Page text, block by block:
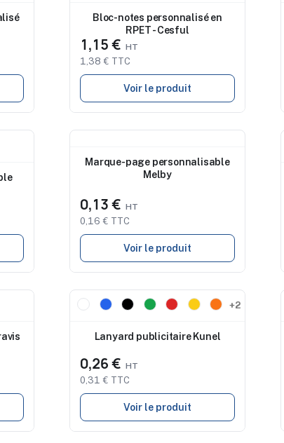
Bloc-notes personnalisé en
RPET - Cesful
1,15 €
1,38 € TTC
Voir le produit
Marque-page personnalisable
Melby
0,13 €
0,16 € TTC
Voir le produit
Nouveau +2
Lanyard publicitaire Kunel
0,26 €
0,31 € TTC
Voir le produit